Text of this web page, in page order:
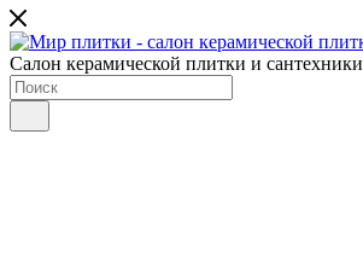
Салон керамической плитки и сантехники